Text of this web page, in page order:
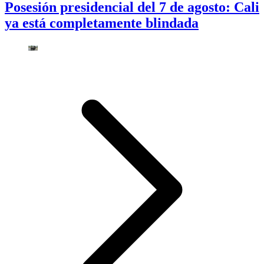
Posesión presidencial del 7 de agosto: Cali
ya está completamente blindada